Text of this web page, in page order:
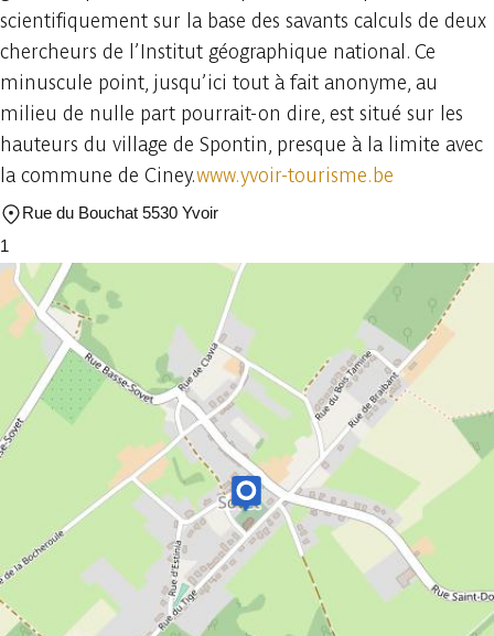
scientifiquement sur la base des savants calculs de deux
chercheurs de l’Institut géographique national. Ce
minuscule point, jusqu’ici tout à fait anonyme, au
milieu de nulle part pourrait-on dire, est situé sur les
hauteurs du village de Spontin, presque à la limite avec
la commune de Ciney.www.yvoir-tourisme.be
Rue du Bouchat 5530 Yvoir
1